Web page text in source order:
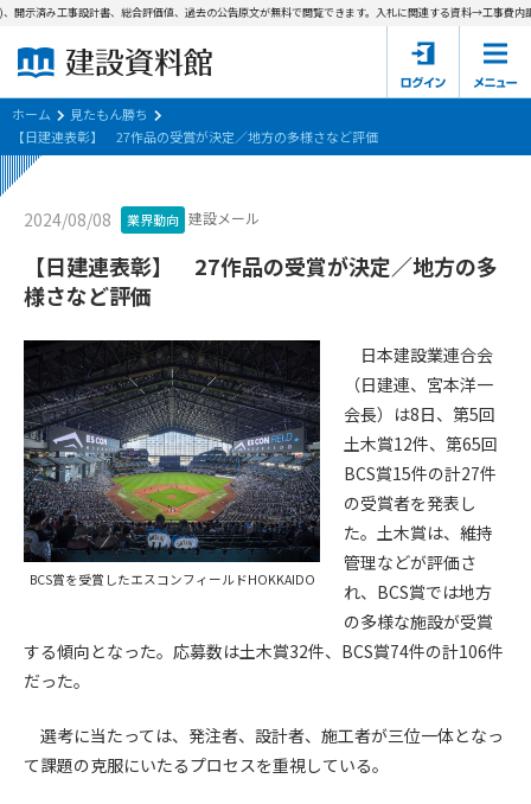
建設資料館とは
東京都の入札資料
国土交通省の入札資料
見たもん勝ち
会員登録について
サポーター会員一覧
会社概要 お問い合わせ
個人情報保護方針
会員規約
済み工事設計書、総合評価値、過去の公告原文が無料で閲覧できます。入札に関連する資料→工事費内訳
ホーム
見たもん勝ち
【日建連表彰】 27作品の受賞が決定／地方の多様さなど評価
2024/08/08 業界動向 建設メール
【日建連表彰】 27作品の受賞が決定／地方の多
様さなど評価
BCS賞を受賞したエスコンフィールドHOKKAIDO
日本建設業連合会
（日建連、宮本洋一
会長）は8日、第5回
土木賞12件、第65回
BCS賞15件の計27件
の受賞者を発表し
た。土木賞は、維持
管理などが評価さ
れ、BCS賞では地方
の多様な施設が受賞
する傾向となった。応募数は土木賞32件、BCS賞74件の計106件
だった。
選考に当たっては、発注者、設計者、施工者が三位一体となっ
て課題の克服にいたるプロセスを重視している。
第1条（規約の目的）
会員サービスの利用条件等について定めるものです。
2. 管理者が建設資料館WEB上で随時掲載するルールは本規約の
一部を構成するものとします。
第2条（規約の変更）
本規約は、会員の了承を得ることなく、随時変更されることが
あります。変更内容は、建設資料館WEB上に表示した時点で直
ちに全ての会員が了承したものとみなします。
第4条（会員審査および資格の取り消し）
会員とは、本規約を承諾の上、所定の会員申込手続きを完了
後、管理者がこれを承認した者をいいます。
第4条（会員の定義と登録）
の何れかの項目に該当することがわかった場合、その者の会
員としての権限を承認しないことがあります。